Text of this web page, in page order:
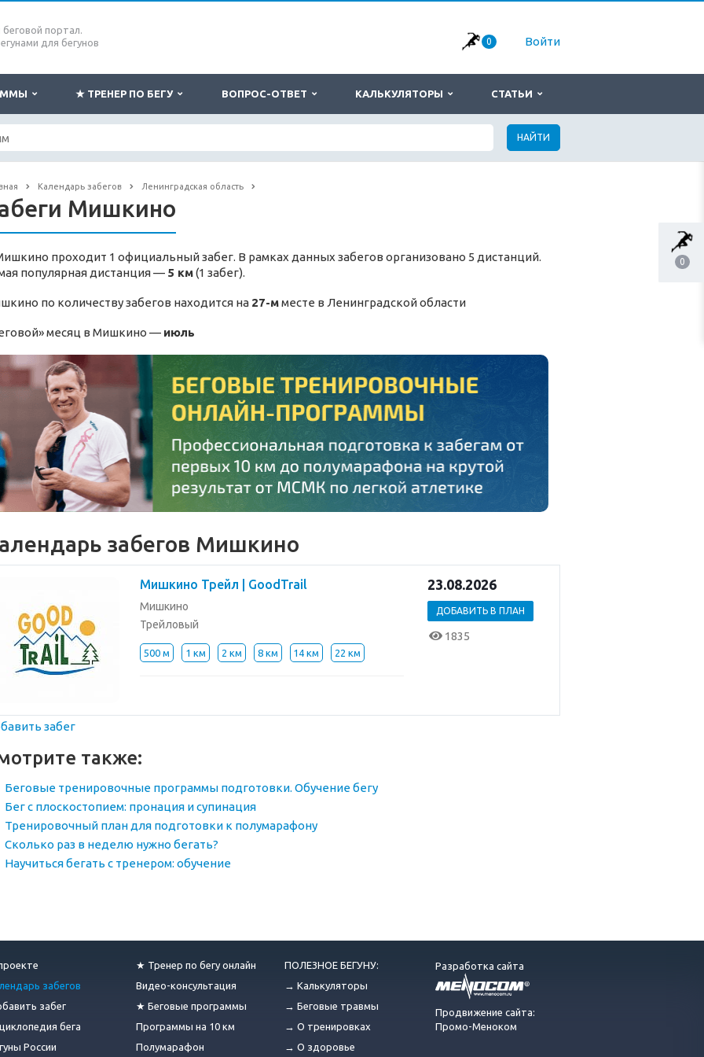
0
портал.
для бегунов
0 Войти
★ ТРЕНЕР ПО БЕГУ ВОПРОС-ОТВЕТ КАЛЬКУЛЯТОРЫ СТАТЬИ
НАЙТИ
Календарь забегов Ленинградская область
Мишкино
проходит 1 официальный забег. В рамках данных забегов организовано 5 дистанций.
популярная дистанция — 5 км(1 забег).
по количеству забегов находится на 27-мместе в Ленинградской области
месяц в Мишкино — июль
забегов Мишкино
1835
Мишкино Трейл | GoodTrail
Мишкино
Трейловый
500 м 1 км 2 км 8 км 14 км 22 км
23.08.2026
ДОБАВИТЬ В ПЛАН
забег
также:
Беговые тренировочные программы подготовки. Обучение бегу
Бег с плоскостопием: пронация и супинация
Тренировочный план для подготовки к полумарафону
Сколько раз в неделю нужно бегать?
Научиться бегать с тренером: обучение
забегов
забег
бега
России
★ Тренер по бегу онлайн
Видео-консультация
★ Беговые программы
Программы на 10 км
Полумарафон
ПОЛЕЗНОЕ БЕГУНУ:
→ Калькуляторы
→ Беговые травмы
→ О тренировках
→ О здоровье
Разработка сайта
Продвижение сайта:
Промо-Меноком